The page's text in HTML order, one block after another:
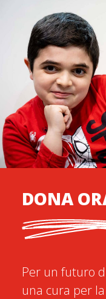
DONA
Per un futuro
una cura per